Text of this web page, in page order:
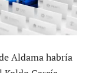
Aldama habría